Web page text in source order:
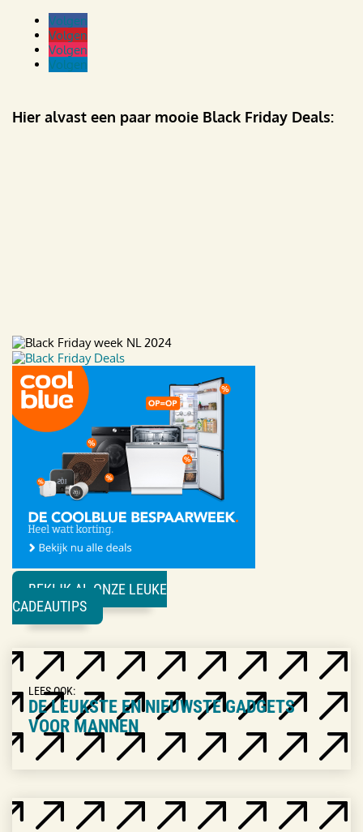
Volgen
Volgen
Volgen
Volgen
Hier alvast een paar mooie Black Friday Deals:
BEKIJK AL ONZE LEUKE
CADEAUTIPS
LEES OOK:
DE LEUKSTE EN NIEUWSTE GADGETS
VOOR MANNEN